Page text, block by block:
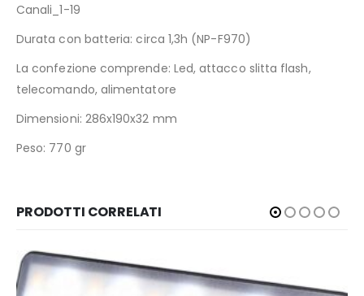
Canali_1-19
Durata con batteria: circa 1,3h (NP-F970)
La confezione comprende: Led, attacco slitta flash,
telecomando, alimentatore
Dimensioni: 286x190x32 mm
Peso: 770 gr
PRODOTTI CORRELATI